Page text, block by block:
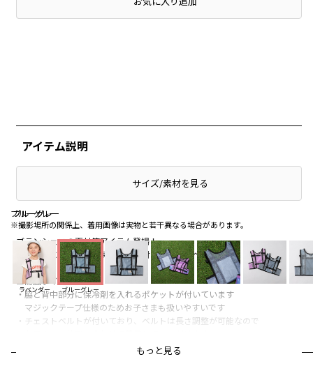
ブルーグレー
※撮影場所の関係上、着用画像は実物と若干異なる場合があります。
ブルーグレー
ブルーグレー
ラベンダー ブルーグレー
アイテム説明
サイズ/素材を見る
ブランシェスの夏対策アイテム登場！
猛暑対策におすすめの保冷剤入れ付きメッシュベスト♪
■商品ポイント
・脇と背中部分に保冷剤を入れるポケットが付いています
マジックテープ仕様のためお子さまも扱いやすいです
・チェストベルトが付いており、ベルトは長さ調整が可能なので
・通気性の良いメッシュ素材を使用しており、
もっと見る